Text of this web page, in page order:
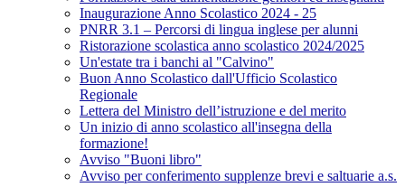
Inaugurazione Anno Scolastico 2024 - 25
PNRR 3.1 – Percorsi di lingua inglese per alunni
Ristorazione scolastica anno scolastico 2024/2025
Un'estate tra i banchi al "Calvino"
Buon Anno Scolastico dall'Ufficio Scolastico
Regionale
Lettera del Ministro dell’istruzione e del merito
Un inizio di anno scolastico all'insegna della
formazione!
Avviso "Buoni libro"
Avviso per conferimento supplenze brevi e saltuarie a.s.